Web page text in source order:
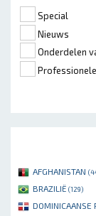
Special
Nieuws
Onderdelen
AFGHANISTAN
BRAZILIË (129)
DOMINICAANSE